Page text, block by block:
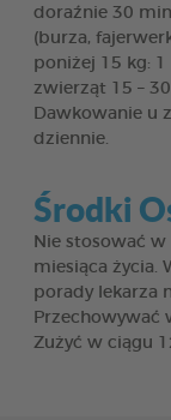
doraźnie 30
(burza,
poniżej 15 kg:
zwierząt 15 –
Dawkowanie u
dziennie.
Środki
Nie stosować
miesiąca życia.
porady lekarza
Przechowywać
Zużyć w ciągu